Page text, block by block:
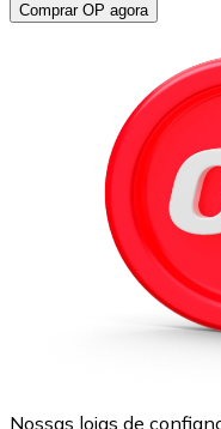
Comprar OP agora
Nossas lojas de